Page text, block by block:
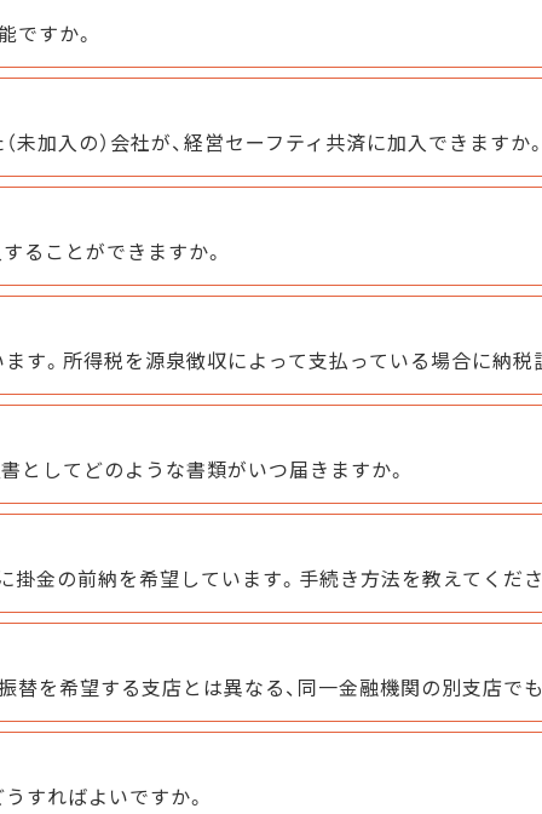
ですか。
加入の）会社が、経営セーフティ共済に加入できますか
ることができますか。
す。所得税を源泉徴収によって支払っている場合に納
としてどのような書類がいつ届きますか。
掛金の前納を希望しています。手続き方法を教えてくだ
替を希望する支店とは異なる、同一金融機関の別支店で
すればよいですか。